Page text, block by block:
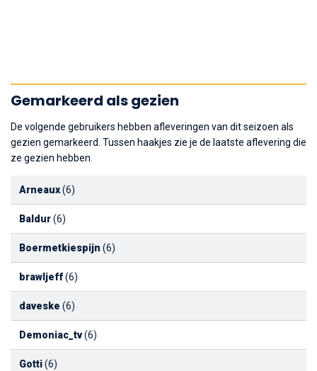
Gemarkeerd als gezien
De volgende gebruikers hebben afleveringen van dit seizoen als
gezien gemarkeerd. Tussen haakjes zie je de laatste aflevering die
ze gezien hebben.
Arneaux(6)
Baldur(6)
Boermetkiespijn (6)
brawljeff(6)
daveske (6)
Demoniac_tv(6)
Gotti(6)